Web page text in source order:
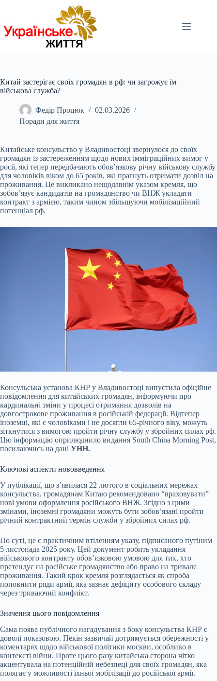
Китай застерігає своїх громадян в рф: чи загрожує їм
військова служба?
Федір Процюк
02.03.2026
Поради для життя
Китайське консульство у Владивостоці звернулося до своїх
громадян із застереженням щодо нових імміграційних вимог у
росії, які тепер передбачають обов’язкову річну військову службу
для чоловіків віком до 65 років, які прагнуть отримати дозвіл на
проживання. Це викликано нещодавнім указом кремля, що
зобов’язує кандидатів на громадянство чи ВНЖ укладати
контракт з армією, таким чином збільшуючи мобілізаційний
потенціал рф.
Консульська установа КНР у Владивостоці випустила офіційне
повідомлення для китайських громадян, інформуючи про
кардинальні зміни у процесі отримання дозволів на
довгострокове проживання в російській федерації. Відтепер
іноземці, які є чоловіками і не досягли 65-річного віку, можуть
зіткнутися з вимогою пройти річну службу у збройних силах рф.
Цю інформацію оприлюднило видання South China Morning Post,
посилаючись на дані УНН.
Ключові аспекти нововведення
У публікації, що з’явилася 22 лютого в соціальних мережах
консульства, громадянам Китаю рекомендовано “враховувати”
нові умови оформлення російського ВНЖ. Згідно з цими
змінами, іноземні громадяни можуть бути зобов’язані пройти
річний контрактний термін служби у збройних силах рф.
По суті, це є практичним втіленням указу, підписаного путіним
5 листопада 2025 року. Цей документ робить укладання
військового контракту обов’язковою умовою для тих, хто
претендує на російське громадянство або право на тривале
проживання. Такий крок кремля розглядається як спроба
поповнити ряди армії, яка зазнає дефіциту особового складу
через триваючий конфлікт.
Значення цього повідомлення
Сама поява публічного нагадування з боку консульства КНР є
доволі показовою. Пекін зазвичай дотримується обережності у
коментарях щодо військової політики москви, особливо в
контексті війни. Проте цього разу китайська сторона чітко
акцентувала на потенційній небезпеці для своїх громадян, яка
полягає у можливості їхньої мобілізації до російської армії.